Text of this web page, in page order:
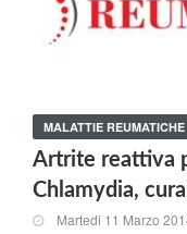
MALATTIE REUMATICHE
Artrite reattiva
Chlamydia,
Martedi 11 Marzo